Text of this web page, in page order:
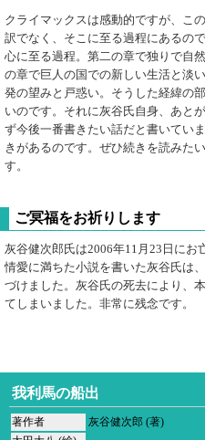
クライマックスは感動的ですが、こ
訳でなく、そこに至る過程にあるの
心に至る過程。第二の章で独りで自
の章で巨人の国での新しい生活と淡
発の望みと戸惑い。そうした経緯の
いのです。それに灰谷氏自身、あと
ず今後一番書きたい話だと書いてい
きがあるのです。ぜひ続きを読みた
す。
ご冥福をお祈りします
灰谷健次郎氏は2006年11月23日に
情愛に満ちた小説を書いた灰谷氏は
づけました。灰谷氏の死去により、
てしまいました。非常に残念です。
我利馬の船出
著作者
灰谷健次郎 (著)